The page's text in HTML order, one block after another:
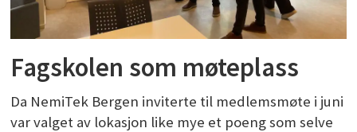
Fagskolen som møteplass
Da NemiTek Bergen inviterte til medlemsmøte i juni
var valget av lokasjon like mye et poeng som selve